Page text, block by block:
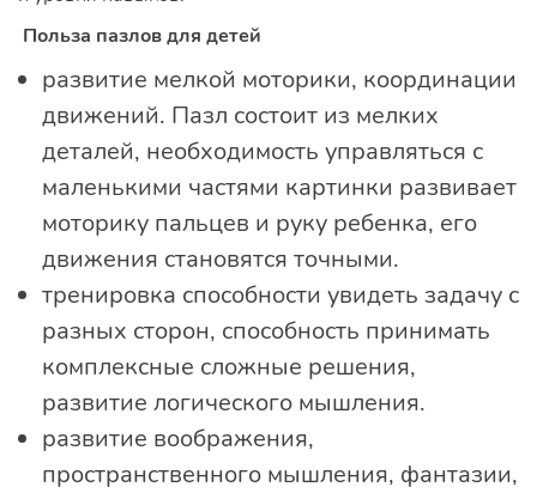
Польза пазлов для детей
развитие мелкой моторики, координации
движений. Пазл состоит из мелких
деталей, необходимость управляться с
маленькими частями картинки развивает
моторику пальцев и руку ребенка, его
движения становятся точными.
тренировка способности увидеть задачу с
разных сторон, способность принимать
комплексные сложные решения,
развитие логического мышления.
развитие воображения,
пространственного мышления, фантазии,